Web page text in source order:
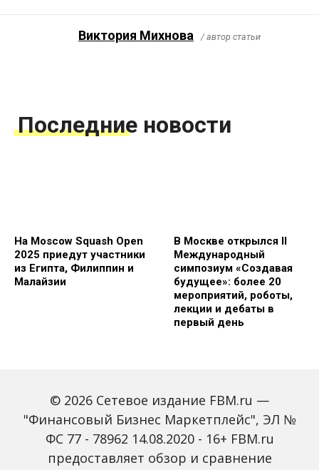
Виктория Михнова / автор статьи
Последние новости
На Moscow Squash Open
2025 приедут участники
из Египта, Филиппин и
Малайзии
В Москве открылся II
Международный
симпозиум «Создавая
будущее»: более 20
мероприятий, роботы,
лекции и дебаты в
первый день
Зарплаты вырастут,
Россиян предупредили
© 2026 Сетевое издание FBM.ru —
"Финансовый Бизнес Маркетплейс", ЭЛ №
ФС 77 - 78962 14.08.2020 - 16+ FBM.ru
предоставляет обзор и сравнение